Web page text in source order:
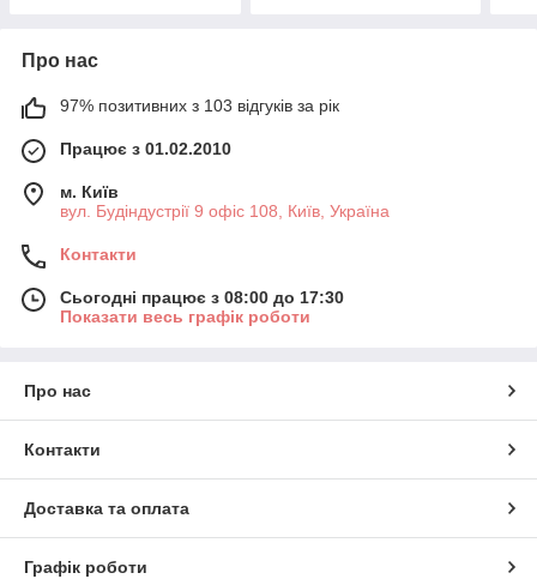
Про нас
97% позитивних з 103 відгуків за рік
Працює з 01.02.2010
м. Київ
вул. Будіндустрії 9 офіс 108, Київ, Україна
Контакти
Сьогодні працює з 08:00 до 17:30
Показати весь графік роботи
Про нас
Контакти
Доставка та оплата
Графік роботи